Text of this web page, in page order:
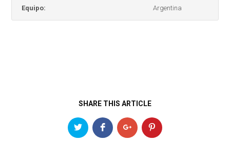
Equipo:
Argentina
SHARE THIS ARTICLE